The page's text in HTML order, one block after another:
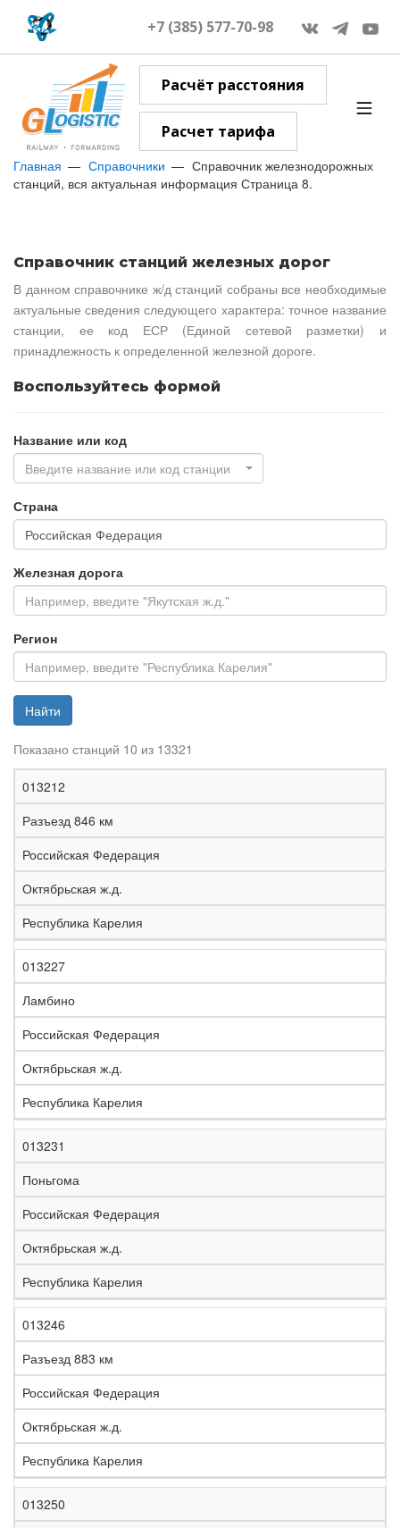
+7 (385) 577-70-98
Расчёт расстояния
Расчет тарифа
Главная Справочники
Справочник железнодорожных
станций, вся актуальная информация Страница 8.
Справочник станций железных дорог
В данном справочнике ж/д станций собраны все необходимые
актуальные сведения следующего характера: точное название
станции, ее код ЕСР (Единой сетевой разметки) и
принадлежность к определенной железной дороге.
Воспользуйтесь формой
Название или код
Введите название или код станции
Страна
Железная дорога
Регион
Найти
Показано станций 10 из 13321
К
о
д
Н
а
з
в
а
н
и
е
С
т
а
н
а
е
л
е
з
н
а
я
д
о
о
а
Р
е
и
н
013212
Разъезд 846 км
Российская Федерация
Октябрьская ж.д.
Республика Карелия
013227
Ламбино
Российская Федерация
Октябрьская ж.д.
Республика Карелия
013231
Поньгома
Российская Федерация
Октябрьская ж.д.
Республика Карелия
013246
Разъезд 883 км
Российская Федерация
Октябрьская ж.д.
Республика Карелия
013250